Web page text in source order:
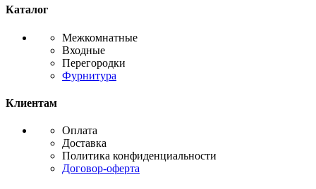
Каталог
Межкомнатные
Входные
Перегородки
Фурнитура
Клиентам
Оплата
Доставка
Политика конфиденциальности
Договор-оферта